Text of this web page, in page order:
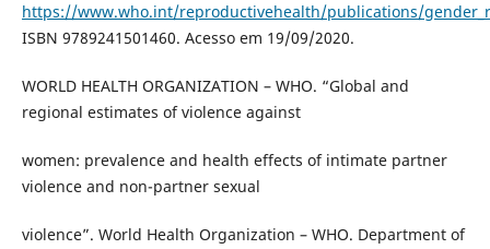
https://www.who.int/reproductivehealth/publications/
ISBN 9789241501460. Acesso em 19/09/2020.
WORLD HEALTH ORGANIZATION – WHO. “Global and
regional estimates of violence against
women: prevalence and health effects of intimate partner
violence and non-partner sexual
violence”. World Health Organization – WHO. Department of